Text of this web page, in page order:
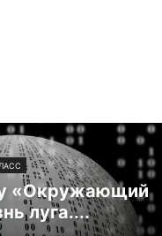
«Окружающий
луга....